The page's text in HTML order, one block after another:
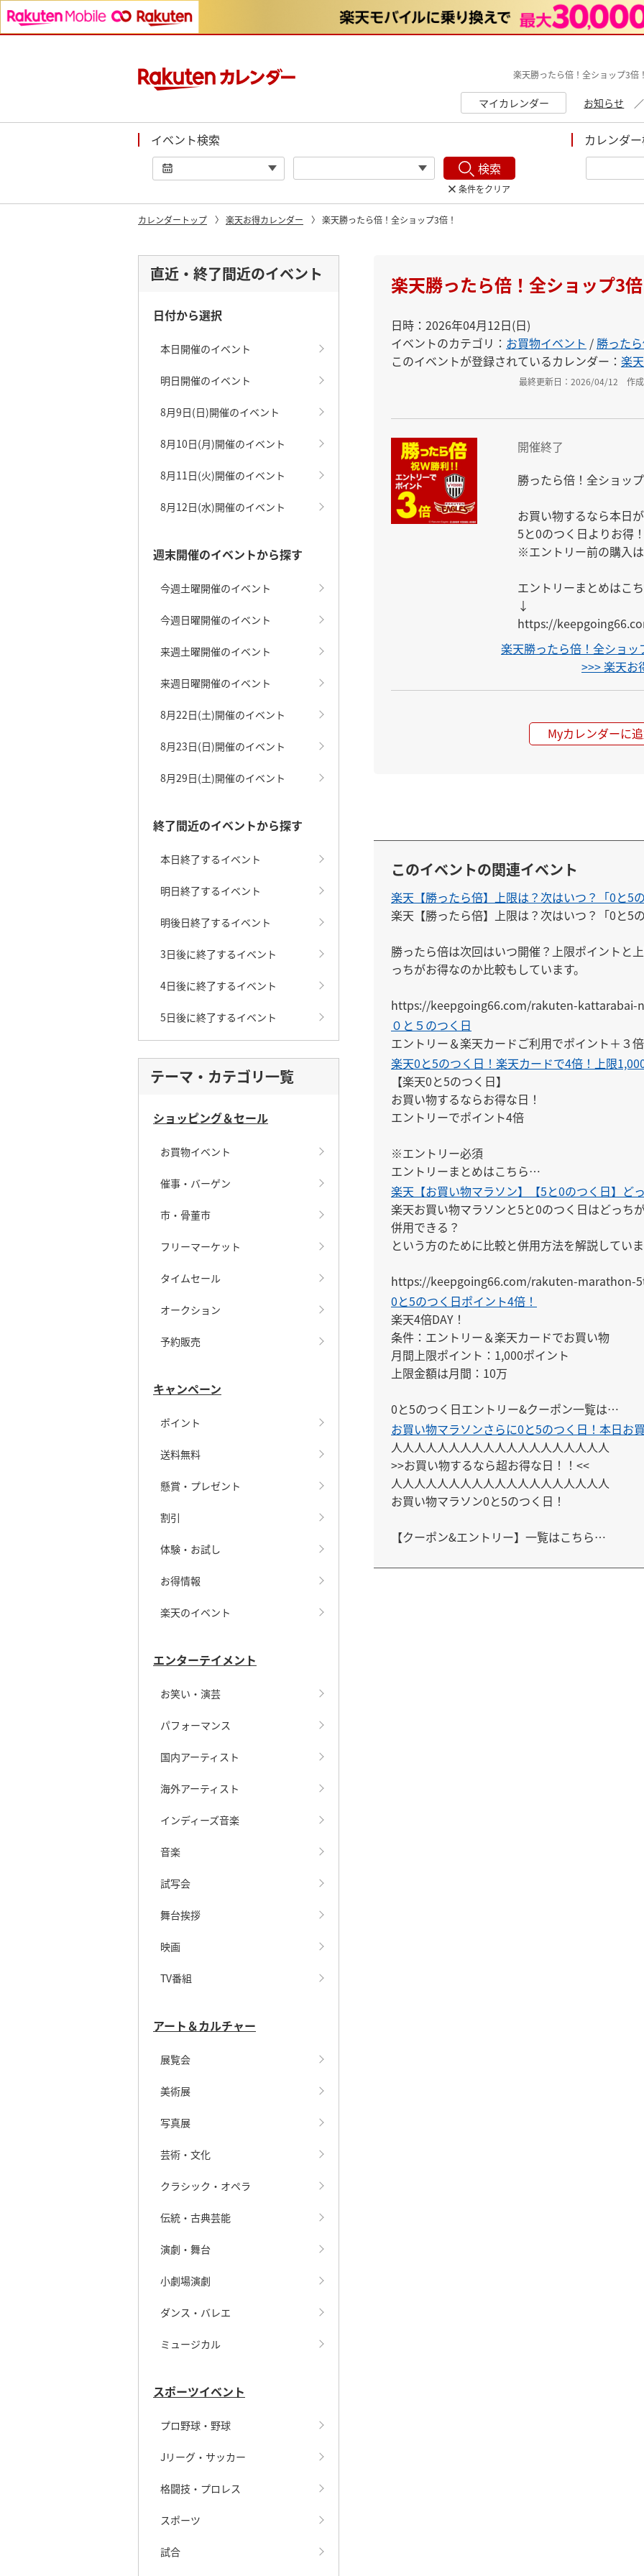
楽天勝ったら倍！全ショップ3倍
マイカレンダー お知らせ
イベント検索
検索
条件をクリア
カレンダ
カレンダートップ 楽天お得カレンダー 楽天勝ったら倍！全ショップ3倍！
直近・終了間近のイベント
日付から選択
本日開催のイベント
明日開催のイベント
8月9日(日)開催のイベント
8月10日(月)開催のイベント
8月11日(火)開催のイベント
8月12日(水)開催のイベント
週末開催のイベントから探す
今週土曜開催のイベント
今週日曜開催のイベント
来週土曜開催のイベント
来週日曜開催のイベント
8月22日(土)開催のイベント
8月23日(日)開催のイベント
8月29日(土)開催のイベント
終了間近のイベントから探す
本日終了するイベント
明日終了するイベント
明後日終了するイベント
3日後に終了するイベント
4日後に終了するイベント
5日後に終了するイベント
テーマ・カテゴリ一覧
ショッピング＆セール
お買物イベント
催事・バーゲン
市・骨董市
フリーマーケット
タイムセール
オークション
予約販売
キャンペーン
ポイント
送料無料
懸賞・プレゼント
割引
体験・お試し
お得情報
楽天のイベント
エンターテイメント
お笑い・演芸
パフォーマンス
国内アーティスト
海外アーティスト
インディーズ音楽
音楽
試写会
舞台挨拶
映画
TV番組
アート＆カルチャー
展覧会
美術展
写真展
芸術・文化
クラシック・オペラ
伝統・古典芸能
演劇・舞台
小劇場演劇
ダンス・バレエ
ミュージカル
スポーツイベント
プロ野球・野球
Jリーグ・サッカー
格闘技・プロレス
スポーツ
試合
楽天勝ったら倍！全ショップ3倍
日時：2026年04月12日(日)
イベントのカテゴリ： お買物イベント / 勝った
このイベントが登録されているカレンダー： 楽
最終更新日：2026/04/12 作
開催終了
勝ったら倍！全ショッ
お買い物するなら本日
5と0のつく日よりお得！
※エントリー前の購入は
エントリーまとめはこ
↓
https://
楽天勝ったら倍！全ショ
>>> 楽天お
Myカレンダーに
このイベントの関連イベント
楽天【勝ったら倍】上限は？次はいつ？「0と5
楽天【勝ったら倍】上限は？次はいつ？「0と5
勝ったら倍は次回はいつ開催？上限ポイントと
っちがお得なのか比較もしています。
https://keepgoing66.com/rakuten-kattarabai-
０と５のつく日
エントリー＆楽天カードご利用でポイント＋３倍
楽天0と5のつく日！楽天カードで4倍！上限
【楽天0と5のつく日】
お買い物するならお得な日！
エントリーでポイント4倍
※エントリー必須
エントリーまとめはこちら
↓
https://keepgoing66.com/rakuten-entry-
楽天【お買い物マラソン】【5と0のつく日】ど
楽天お買い物マラソンと5と0のつく日はどっち
併用できる？
という方のために比較と併用方法を解説していま
https://keepgoing66.com/rakuten-marathon-
0と5のつく日ポイント4倍！
楽天4倍DAY！
条件：エントリー＆楽天カードでお買い物
月間上限ポイント：1,000ポイント
上限金額は月間：10万
0と5のつく日エントリー&クーポン一覧は
こちらにまとめてあります。
↓
https://keepgoing66.com/rakuten-entry-
5と0のつく日についての詳しい解説はこちら
https://keepgoing66.com/rakuten-5to0-
お買い物マラソンさらに0と5のつく日！本日お
人人人人人人人人人人人人人人人人人人人
>>お買い物するなら超お得な日！！<<
人人人人人人人人人人人人人人人人人人人
お買い物マラソン0と5のつく日！
【クーポン&エントリー】一覧はこちら
↓